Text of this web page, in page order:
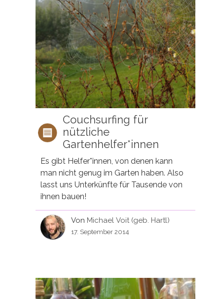
Couchsurfing für
nützliche
Gartenhelfer*innen
Es gibt Helfer*innen, von denen kann
man nicht genug im Garten haben. Also
lasst uns Unterkünfte für Tausende von
ihnen bauen!
Von Michael Voit (geb. Hartl)
17. September 2014